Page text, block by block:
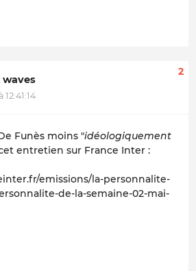
2
Funès moins "idéologiquement
entretien sur France Inter :
emissions/la-personnalite-
de-la-semaine-02-mai-